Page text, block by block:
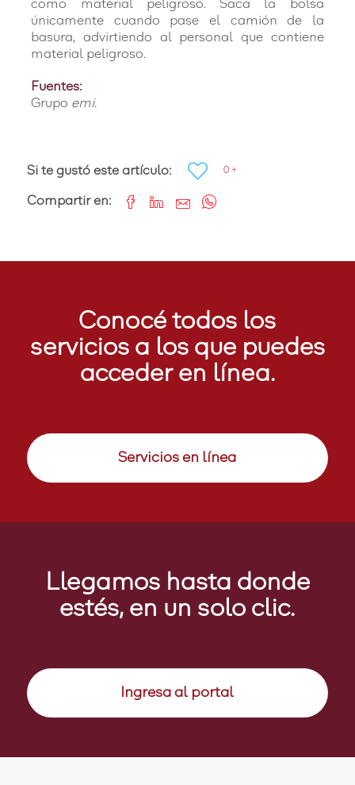
como material peligroso. Saca la bolsa
únicamente cuando pase el camión de la
basura, advirtiendo al personal que contiene
material peligroso.
Fuentes:
Grupo emi.
Si te gustó este artículo: 0 +
Compartir en:
Conocé todos los
servicios a los que puedes
acceder en línea.
Servicios en línea
Llegamos hasta donde
estés, en un solo clic.
Ingresa al portal